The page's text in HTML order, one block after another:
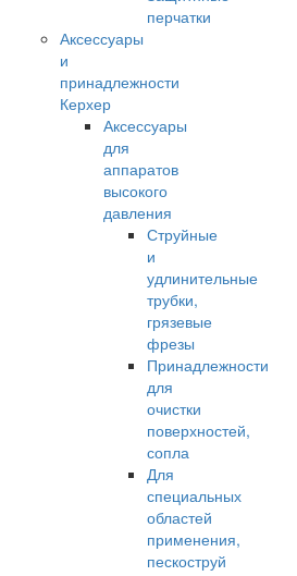
перчатки
Аксессуары
и
принадлежности
Керхер
Аксессуары
для
аппаратов
высокого
давления
Струйные
и
удлинительные
трубки,
грязевые
фрезы
Принадлежности
для
очистки
поверхностей,
сопла
Для
специальных
областей
применения,
пескоструй